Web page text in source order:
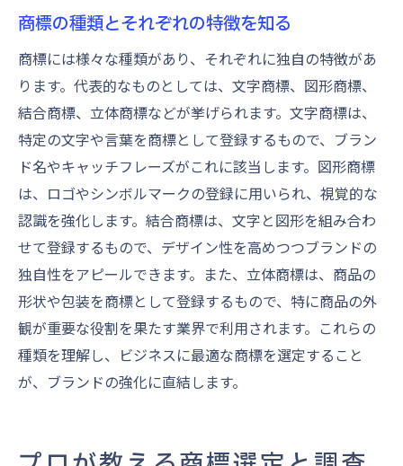
商標の種類とそれぞれの特徴を知る
商標には様々な種類があり、それぞれに独自の特徴があ
ります。代表的なものとしては、文字商標、図形商標、
結合商標、立体商標などが挙げられます。文字商標は、
特定の文字や言葉を商標として登録するもので、ブラン
ド名やキャッチフレーズがこれに該当します。図形商標
は、ロゴやシンボルマークの登録に用いられ、視覚的な
認識を強化します。結合商標は、文字と図形を組み合わ
せて登録するもので、デザイン性を高めつつブランドの
独自性をアピールできます。また、立体商標は、商品の
形状や包装を商標として登録するもので、特に商品の外
観が重要な役割を果たす業界で利用されます。これらの
種類を理解し、ビジネスに最適な商標を選定すること
が、ブランドの強化に直結します。